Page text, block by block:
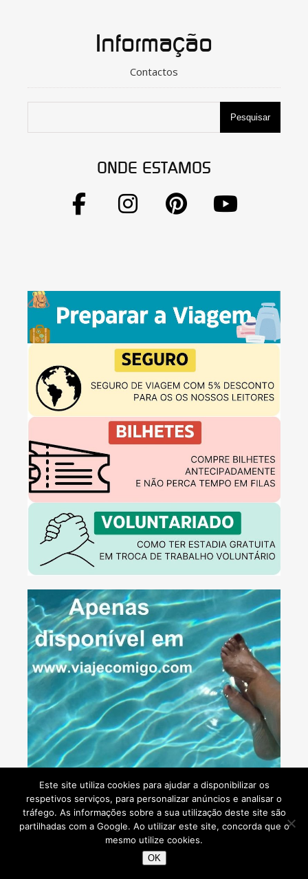
Informação
Contactos
Pesquisar
ONDE ESTAMOS
Este site utiliza cookies para ajudar a disponibilizar os
respetivos serviços, para personalizar anúncios e analisar o
tráfego. As informações sobre a sua utilização deste site são
partilhadas com a Google. Ao utilizar este site, concorda que o
mesmo utilize cookies.
OK